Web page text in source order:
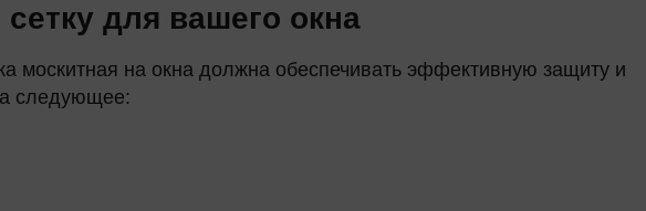
для вашего окна
москитная на окна должна обеспечивать эффективную защиту и
следующее: